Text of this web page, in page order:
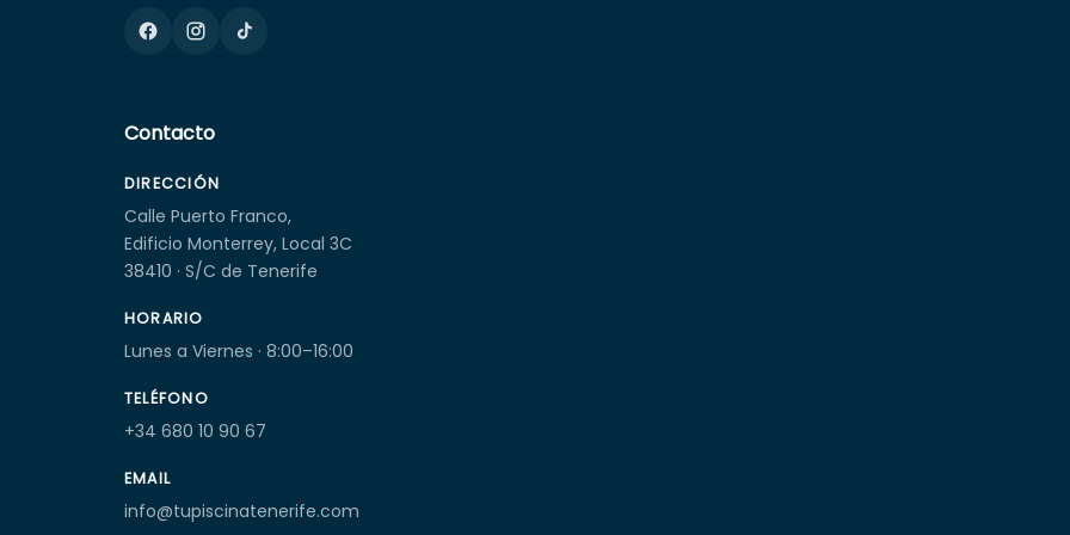
Contacto
DIRECCIÓN
Calle Puerto Franco,
Edificio Monterrey, Local 3C
38410 · S/C de Tenerife
HORARIO
Lunes a Viernes · 8:00–16:00
TELÉFONO
+34 680 10 90 67
EMAIL
info@tupiscinatenerife.com